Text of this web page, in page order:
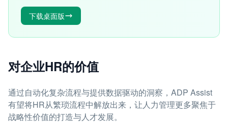
下载桌面版
对企业HR的价值
通过自动化复杂流程与提供数据驱动的洞察，ADP Assist
有望将HR从繁琐流程中解放出来，让人力管理更多聚焦于
战略性价值的打造与人才发展。